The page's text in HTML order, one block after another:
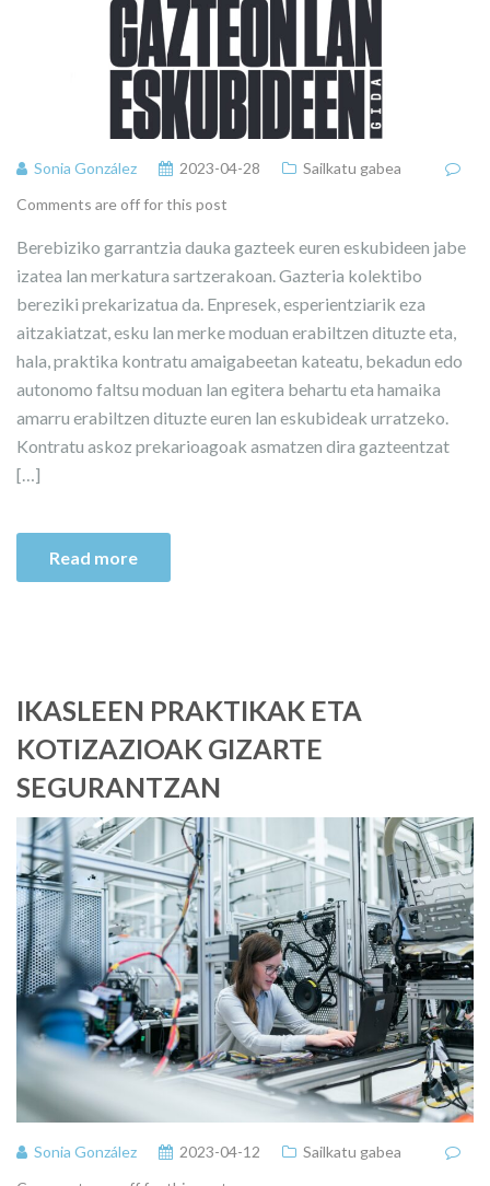
Sonia González 2023-04-28
Sailkatu gabea
Comments are off for this post
Berebiziko garrantzia dauka gazteek euren eskubideen jabe
izatea lan merkatura sartzerakoan. Gazteria kolektibo
bereziki prekarizatua da. Enpresek, esperientziarik eza
aitzakiatzat, esku lan merke moduan erabiltzen dituzte eta,
hala, praktika kontratu amaigabeetan kateatu, bekadun edo
autonomo faltsu moduan lan egitera behartu eta hamaika
amarru erabiltzen dituzte euren lan eskubideak urratzeko.
Kontratu askoz prekarioagoak asmatzen dira gazteentzat
[…]
Read more
IKASLEEN PRAKTIKAK ETA
KOTIZAZIOAK GIZARTE
SEGURANTZAN
Sonia González 2023-04-12
Sailkatu gabea